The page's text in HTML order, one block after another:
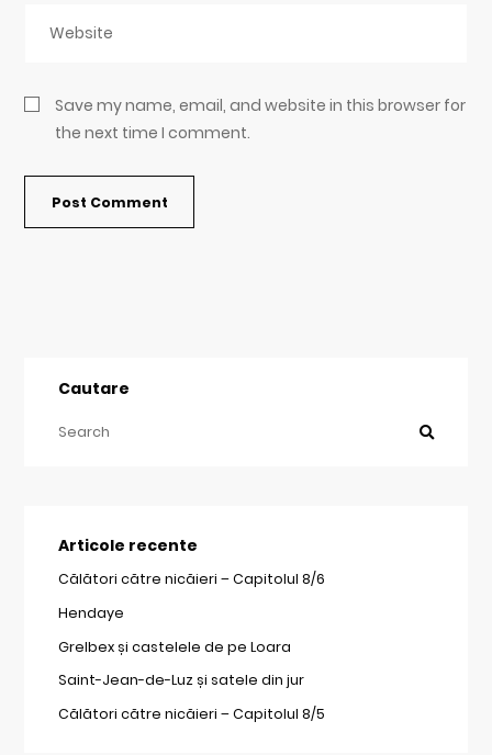
Save my name, email, and website in this browser for
the next time I comment.
Cautare
Articole recente
Călători către nicăieri – Capitolul 8/6
Hendaye
Grelbex și castelele de pe Loara
Saint-Jean-de-Luz și satele din jur
Călători către nicăieri – Capitolul 8/5